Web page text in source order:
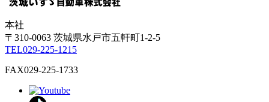
本社
〒310-0063 茨城県水戸市五軒町1-2-5
TEL029-225-1215
FAX029-225-1733